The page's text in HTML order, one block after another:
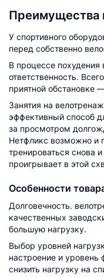
Преимущества
У спортивного
перед собственно
В процессе
ответственность.
приятной обстановке
Занятия на
эффективный способ
за просмотром
Нетфликс возможно и
тренироваться снова
проигрывает в этой
Особенности
Долговечность.
качественных
большую нагрузку.
Выбор уровней
настроение и уровень
снизить нагрузку на